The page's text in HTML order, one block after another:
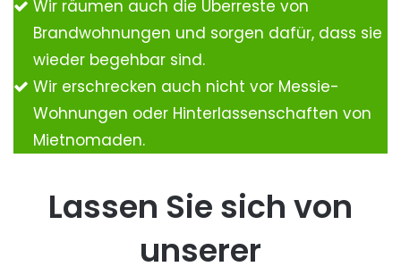
Wir räumen auch die Überreste von
Brandwohnungen und sorgen dafür, dass sie
wieder begehbar sind.
Wir erschrecken auch nicht vor Messie-
Wohnungen oder Hinterlassenschaften von
Mietnomaden.
Lassen Sie sich von
unserer